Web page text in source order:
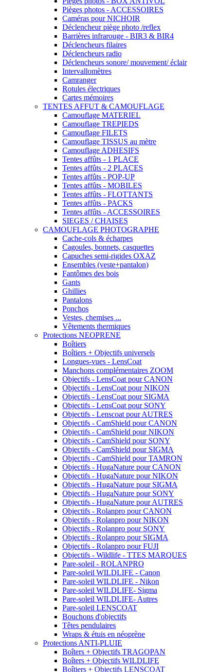
Pièges photos - ACCESSOIRES
Caméras pour NICHOIR
Déclencheur piège photo /reflex
Barrières infrarouge - BIR3 & BIR4
Déclencheurs filaires
Déclencheurs radio
Déclencheurs sonore/ mouvement/ éclair
Intervallomètres
Camranger
Rotules électriques
Cartes mémoires
TENTES AFFUT & CAMOUFLAGE
Camouflage MATERIEL
Camouflage TREPIEDS
Camouflage FILETS
Camouflage TISSUS au mètre
Camouflage ADHESIFS
Tentes affûts - 1 PLACE
Tentes affûts - 2 PLACES
Tentes affûts - POP-UP
Tentes affûts - MOBILES
Tentes affûts - FLOTTANTS
Tentes affûts - PACKS
Tentes affûts - ACCESSOIRES
SIEGES / CHAISES
CAMOUFLAGE PHOTOGRAPHE
Cache-cols & écharpes
Cagoules, bonnets, casquettes
Capuches semi-rigides OXAZ
Ensembles (veste+pantalon)
Fantômes des bois
Gants
Ghillies
Pantalons
Ponchos
Vestes, chemises ...
Vêtements thermiques
Protections NEOPRENE
Boîtiers
Boîtiers + Objectifs universels
Longues-vues - LensCoat
Manchons complémentaires ZOOM
Objectifs - LensCoat pour CANON
Objectifs - LensCoat pour NIKON
Objectifs - LensCoat pour SIGMA
Objectifs - LensCoat pour SONY
Objectifs - Lenscoat pour AUTRES
Objectifs - CamShield pour CANON
Objectifs - CamShield pour NIKON
Objectifs - CamShield pour SONY
Objectifs - CamShield pour SIGMA
Objectifs - CamShield pour TAMRON
Objectifs - HugaNature pour CANON
Objectifs - HugaNature pour NIKON
Objectifs - HugaNature pour SIGMA
Objectifs - HugaNature pour SONY
Objectifs - HugaNature pour AUTRES
Objectifs - Rolanpro pour CANON
Objectifs - Rolanpro pour NIKON
Objectifs - Rolanpro pour SONY
Objectifs - Rolanpro pour SIGMA
Objectifs - Rolanpro pour FUJI
Objectifs - Wildlife - TTES MARQUES
Pare-soleil - ROLANPRO
Pare-soleil WILDLIFE - Canon
Pare-soleil WILDLIFE - Nikon
Pare-soleil WILDLIFE- Sigma
Pare-soleil WILDLIFE- Autres
Pare-soleil LENSCOAT
Bouchons d'objectifs
Têtes pendulaires
Wraps & étuis en néoprène
Protections ANTI-PLUIE
Boîters + Objectifs TRAGOPAN
Boîters + Objectifs WILDLIFE
Boîtiers + Objectifs LENSCOAT